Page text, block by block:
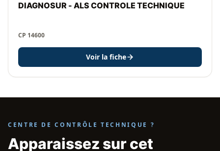
DIAGNOSUR - ALS CONTROLE TECHNIQUE
CP 14600
Voir la fiche
CENTRE DE CONTRÔLE TECHNIQUE ?
Apparaissez sur cet